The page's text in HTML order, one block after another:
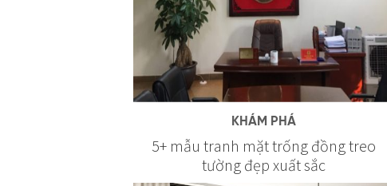
KHÁM PHÁ
5+ mẫu tranh mặt trống đồng treo
tường đẹp xuất sắc